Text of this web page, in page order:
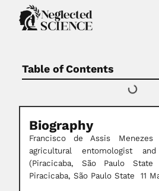
Table of Contents
Biography
Francisco de Assis Menezes
agricultural entomologist
(Piracicaba, São Paulo
Piracicaba, São Paulo State 11